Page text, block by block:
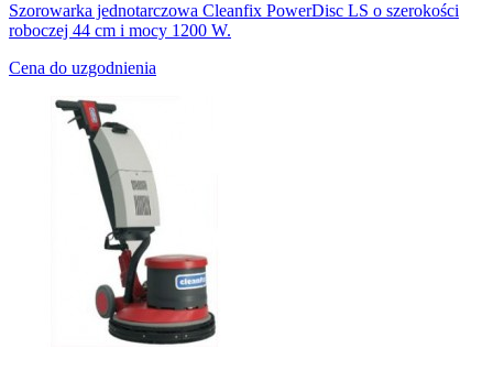
Szorowarka jednotarczowa Cleanfix PowerDisc LS o szerokości
roboczej 44 cm i mocy 1200 W.
Cena do uzgodnienia